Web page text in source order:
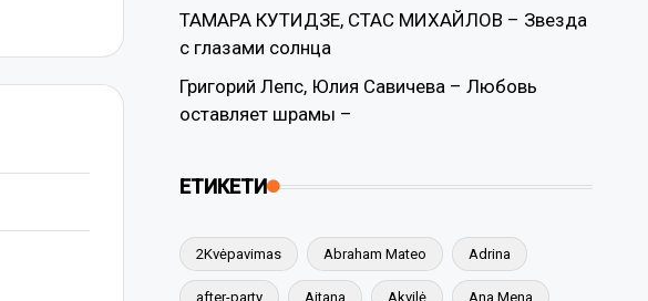
ТАМАРА КУТИДЗЕ, СТАС МИХАЙЛОВ – Звезда
с глазами солнца
Григорий Лепс, Юлия Савичева – Любовь
оставляет шрамы –
ЕТИКЕТИ
2Kvėpavimas Abraham Mateo Adrina
after-party Aitana Akvilė Ana Mena